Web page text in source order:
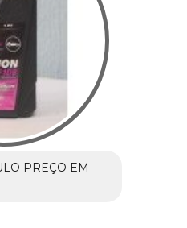
PREÇO EM